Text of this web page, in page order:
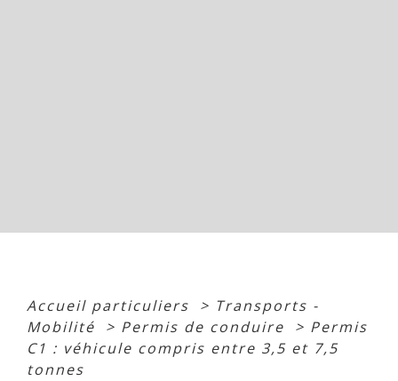
Accueil particuliers > Transports -
Mobilité
> Permis de conduire > Permis
C1 : véhicule compris entre 3,5 et 7,5
tonnes